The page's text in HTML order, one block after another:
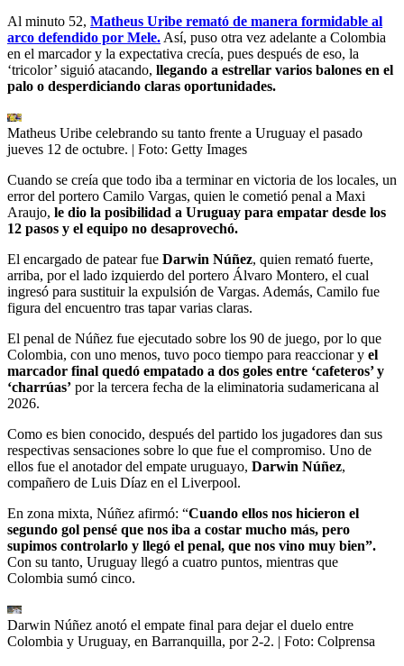
Al minuto 52, Matheus Uribe remató de manera formidable al
arco defendido por Mele. Así, puso otra vez adelante a Colombia
en el marcador y la expectativa crecía, pues después de eso, la
‘tricolor’ siguió atacando, llegando a estrellar varios balones en el
palo o desperdiciando claras oportunidades.
Matheus Uribe celebrando su tanto frente a Uruguay el pasado
jueves 12 de octubre. | Foto: Getty Images
Cuando se creía que todo iba a terminar en victoria de los locales, un
error del portero Camilo Vargas, quien le cometió penal a Maxi
Araujo, le dio la posibilidad a Uruguay para empatar desde los
12 pasos y el equipo no desaprovechó.
El encargado de patear fue Darwin Núñez, quien remató fuerte,
arriba, por el lado izquierdo del portero Álvaro Montero, el cual
ingresó para sustituir la expulsión de Vargas. Además, Camilo fue
figura del encuentro tras tapar varias claras.
El penal de Núñez fue ejecutado sobre los 90 de juego, por lo que
Colombia, con uno menos, tuvo poco tiempo para reaccionar y el
marcador final quedó empatado a dos goles entre ‘cafeteros’ y
‘charrúas’ por la tercera fecha de la eliminatoria sudamericana al
2026.
Como es bien conocido, después del partido los jugadores dan sus
respectivas sensaciones sobre lo que fue el compromiso. Uno de
ellos fue el anotador del empate uruguayo, Darwin Núñez,
compañero de Luis Díaz en el Liverpool.
En zona mixta, Núñez afirmó: “Cuando ellos nos hicieron el
segundo gol pensé que nos iba a costar mucho más, pero
supimos controlarlo y llegó el penal, que nos vino muy bien”.
Con su tanto, Uruguay llegó a cuatro puntos, mientras que
Colombia sumó cinco.
Darwin Núñez anotó el empate final para dejar el duelo entre
Colombia y Uruguay, en Barranquilla, por 2-2. | Foto: Colprensa